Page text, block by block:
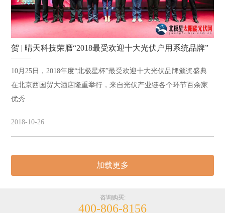
贺 | 晴天科技荣膺“2018最受欢迎十大光伏户用系统品牌”
10月25日，2018年度“北极星杯”最受欢迎十大光伏品牌颁奖盛典
在北京西国贸大酒店隆重举行，来自光伏产业链各个环节百余家
优秀...
2018-10-26
加载更多
咨询购买:
400-806-8156